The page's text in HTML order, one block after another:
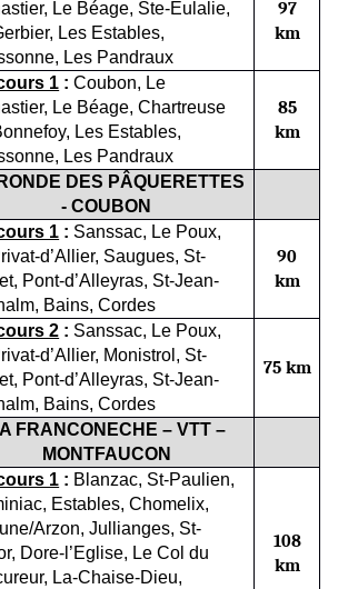
Le Béage, Ste-Eulalie,
Les Estables,
Les Pandraux
97
km
1 : Coubon, Le
Le Béage, Chartreuse
Les Estables,
Les Pandraux
85
km
DES PÂQUER ETTES
- COUBON
1 : Sanssac, Le Poux,
d’Allier, Saugues, St-
Pont-d’Alleyras, St-Jean-
Bains, Cordes
90
km
2 : Sanssac, Le Poux,
d’Allier, Monistrol, St-
Pont-d’Alleyras, St-Jean-
Bains, Cordes
75 km
FRANCONECHE – VTT –
MONTFAUCON
1 : B lanzac, St-Paulien,
iac, Estables, Chomelix,
Arzon, Jullianges, St-
, Dore-l’Eglise, Le Col du
, La-Chaise-Dieu,
108
km